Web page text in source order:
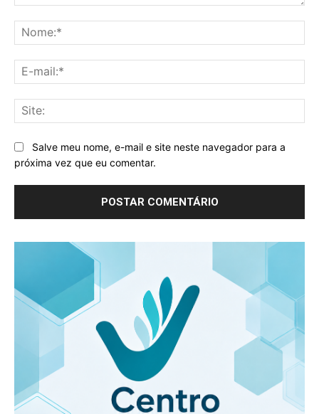
Salve meu nome, e-mail e site neste navegador para a
próxima vez que eu comentar.